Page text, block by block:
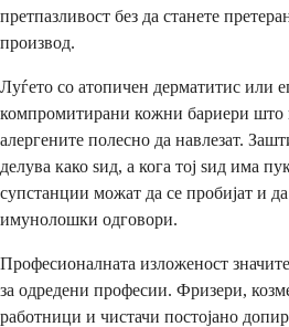
претпазливост без да станете
производ.
Луѓето со атопичен дерматитис или
компромитирани кожни бариери што
алергените полесно да навлезат.
делува како ѕид, а кога тој ѕид има
супстанции можат да се пробијат и
имунолошки одговори.
Професионалната изложеност
за одредени професии. Фризери,
работници и чистачи постојано